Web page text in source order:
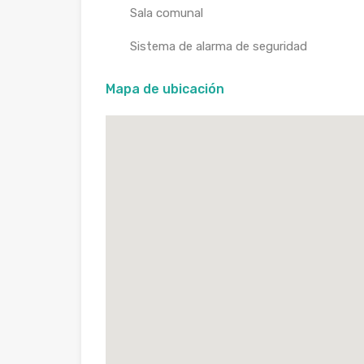
Sala comunal
Sistema de alarma de seguridad
Mapa de ubicación